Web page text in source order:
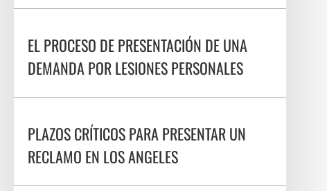
EL PROCESO DE PRESENTACIÓN DE UNA
DEMANDA POR LESIONES PERSONALES
PLAZOS CRÍTICOS PARA PRESENTAR UN
RECLAMO EN LOS ANGELES